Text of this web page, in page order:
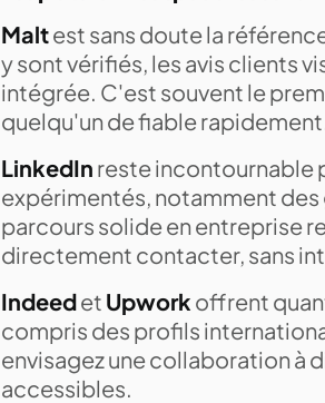
Maltest sans doute la
y sont vérifiés, les avis clients
intégrée. C'est souvent le
quelqu'un de fiable
LinkedIn reste incontournable
expérimentés, notamment
parcours solide en entreprise
directement contacter, sans
Indeedet Upwork offrent
compris des profils
envisagez une collaboration à
accessibles.